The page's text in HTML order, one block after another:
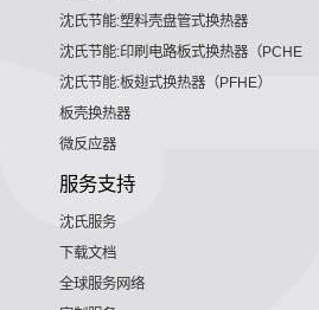
沈氏节能:塑料壳盘管式换热器
沈氏节能:印刷电路板式换热器（PCHE）
沈氏节能:板翅式换热器（PFHE）
板壳换热器
微反应器
服务支持
沈氏服务
下载文档
全球服务网络